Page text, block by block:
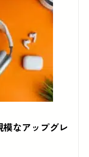
なアップグレ